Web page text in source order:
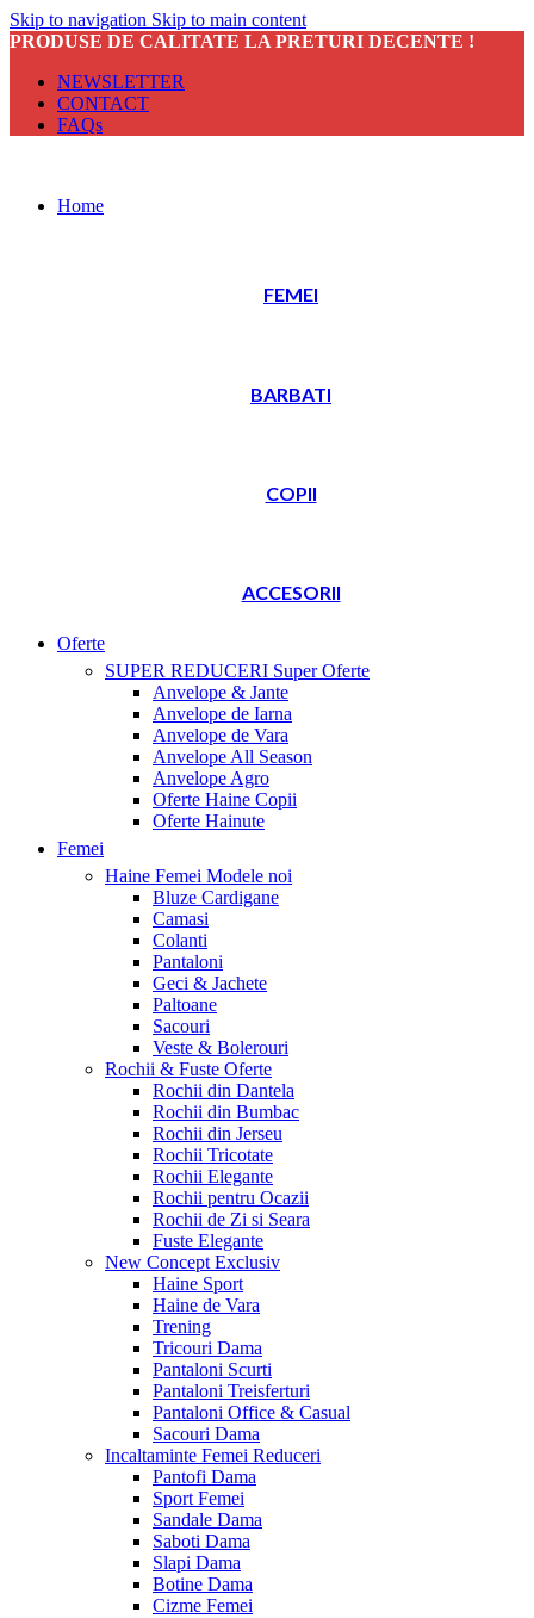
Skip to navigation Skip to main content
PRODUSE DE CALITATE LA PRETURI DECENTE !
NEWSLETTER
CONTACT
FAQs
Home
FEMEI
BARBATI
COPII
ACCESORII
Oferte
SUPER REDUCERI Super Oferte
Anvelope & Jante
Anvelope de Iarna
Anvelope de Vara
Anvelope All Season
Anvelope Agro
Oferte Haine Copii
Oferte Hainute
Femei
Haine Femei Modele noi
Bluze Cardigane
Camasi
Colanti
Pantaloni
Geci & Jachete
Paltoane
Sacouri
Veste & Bolerouri
Rochii & Fuste Oferte
Rochii din Dantela
Rochii din Bumbac
Rochii din Jerseu
Rochii Tricotate
Rochii Elegante
Rochii pentru Ocazii
Rochii de Zi si Seara
Fuste Elegante
New Concept Exclusiv
Haine Sport
Haine de Vara
Trening
Tricouri Dama
Pantaloni Scurti
Pantaloni Treisferturi
Pantaloni Office & Casual
Sacouri Dama
Incaltaminte Femei Reduceri
Pantofi Dama
Sport Femei
Sandale Dama
Saboti Dama
Slapi Dama
Botine Dama
Cizme Femei